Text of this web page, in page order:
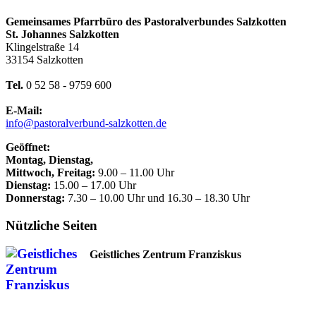
Gemeinsames Pfarrbüro des Pastoralverbundes Salzkotten
St. Johannes Salzkotten
Klingelstraße 14
33154 Salzkotten
Tel. 0 52 58 - 9759 600
E-Mail:
info@pastoralverbund-salzkotten.de
Geöffnet:
Montag, Dienstag,
Mittwoch, Freitag: 9.00 – 11.00 Uhr
Dienstag: 15.00 – 17.00 Uhr
Donnerstag: 7.30 – 10.00 Uhr und 16.30 – 18.30 Uhr
Nützliche Seiten
Geistliches Zentrum Franziskus